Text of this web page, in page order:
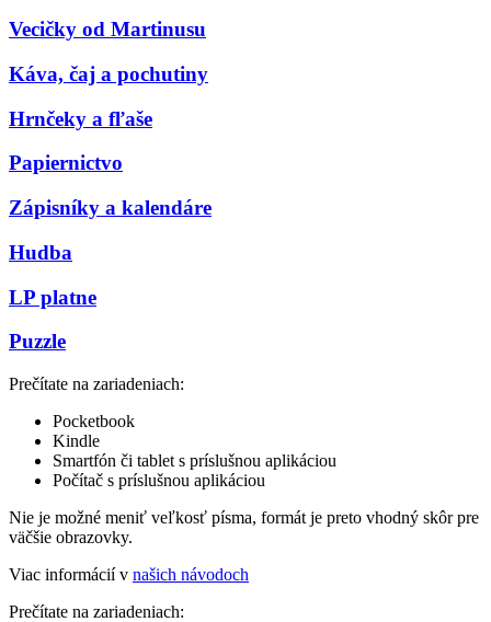
Vecičky od Martinusu
Káva, čaj a pochutiny
Hrnčeky a fľaše
Papiernictvo
Zápisníky a kalendáre
Hudba
LP platne
Puzzle
Prečítate na zariadeniach:
Pocketbook
Kindle
Smartfón či tablet s príslušnou aplikáciou
Počítač s príslušnou aplikáciou
Nie je možné meniť veľkosť písma, formát je preto vhodný skôr pre
väčšie obrazovky.
Viac informácií v našich návodoch
Prečítate na zariadeniach: